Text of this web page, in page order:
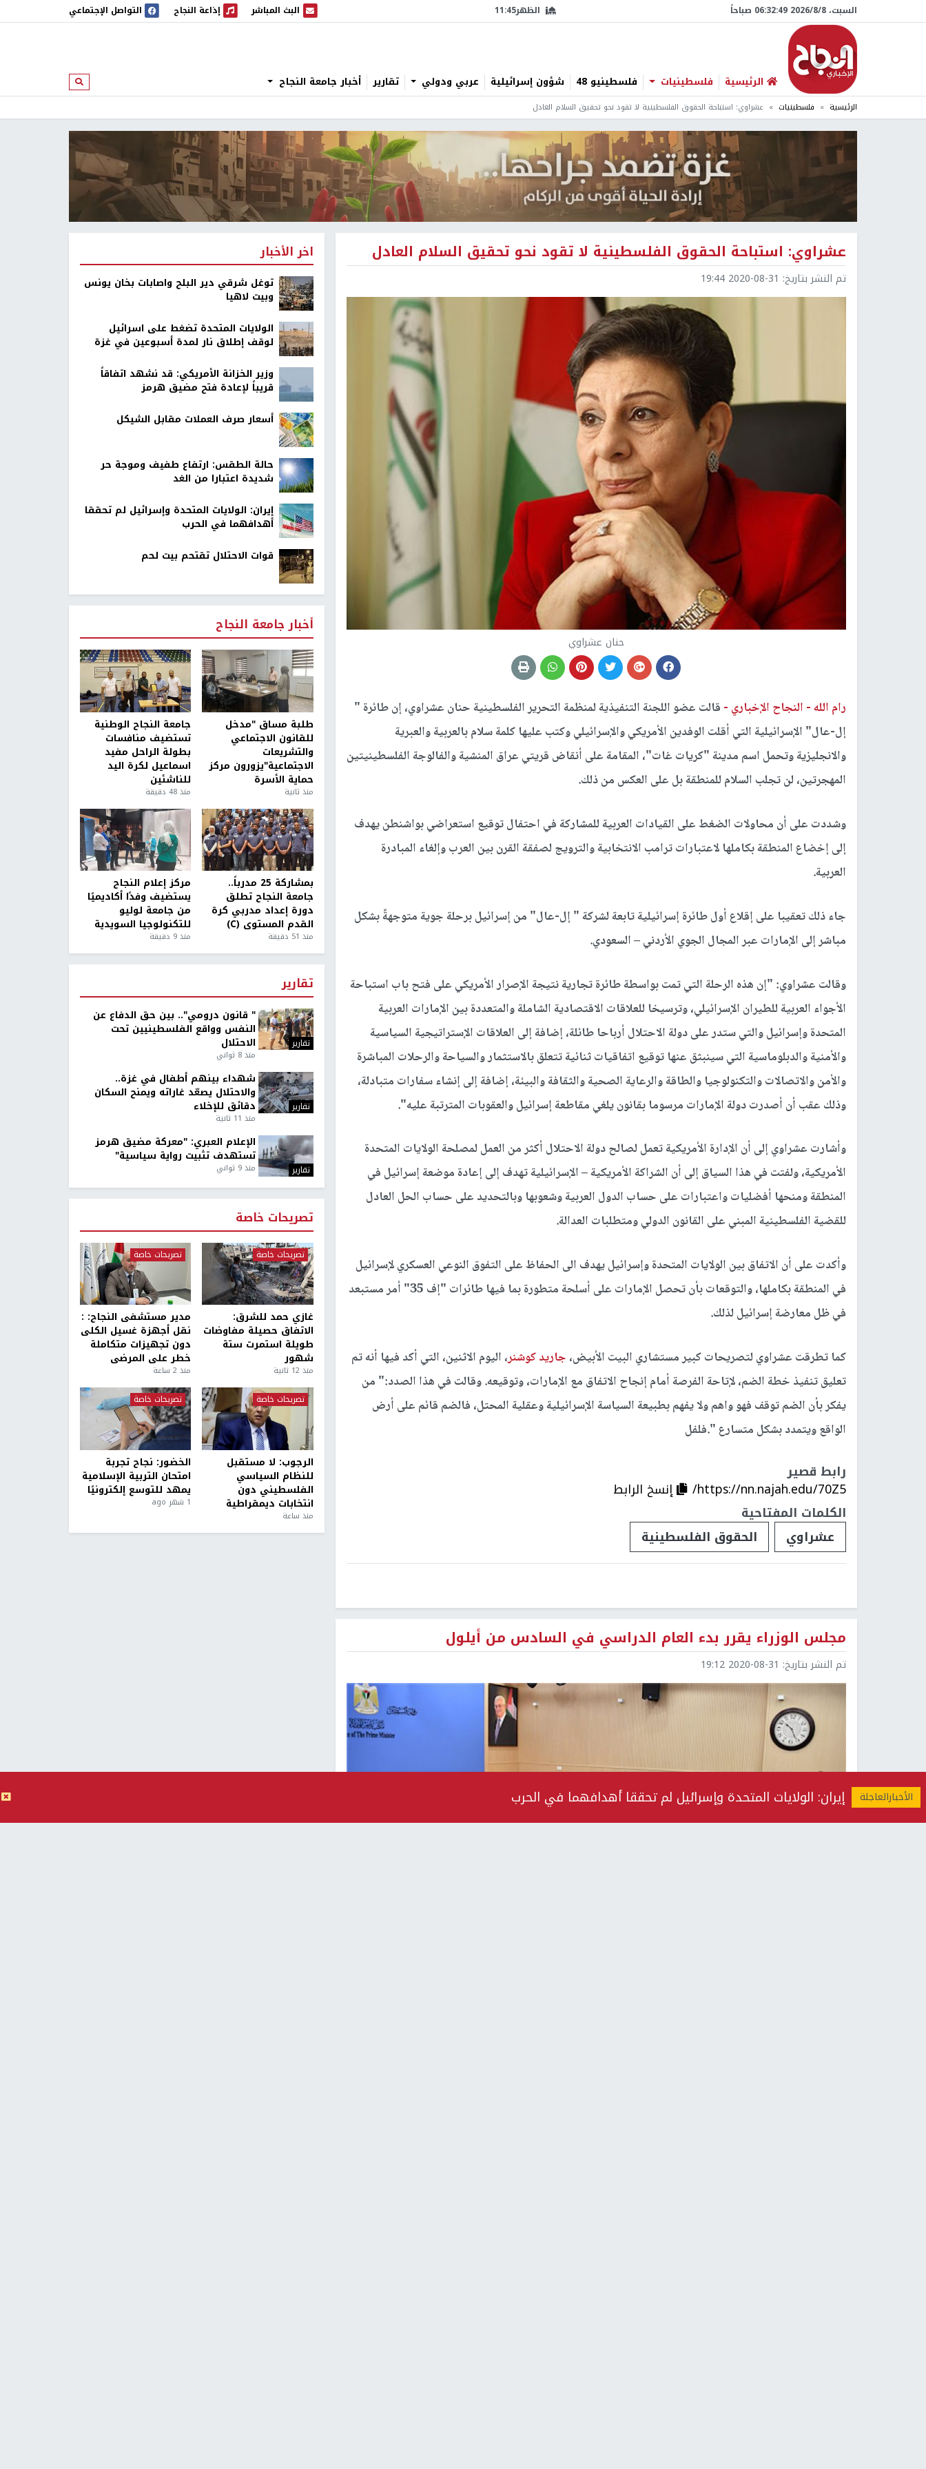
السبت، 8/‏8/‏2026 06:32:50 صباحاً الظهر11:45 البث المباشر
البث المباشر إذاعة النجاح
إذاعة النجاح التواصل الإجتماعي
الرئيسية فلسطينيات فلسطينيو 48 شؤون إسرائيلية عربي ودولي تقارير أخبار جامعة النجاح ابحث
الرئيسية فلسطينيات عشراوي: استباحة الحقوق الفلسطينية لا تقود نحو تحقيق السلام العادل
إيران: الولايات المتحدة وإسرائيل لم تحققا أهدافهما في الحرب
عشراوي: استباحة الحقوق الفلسطينية لا تقود نحو تحقيق السلام العادل
تم النشر بتاريخ: 2020-08-31 19:44
حنان عشراوي
رام الله - النجاح الإخباري - قالت عضو اللجنة التنفيذية لمنظمة التحرير الفلسطينية حنان عشراوي، إن طائرة "
إل-عال" الإسرائيلية التي أقلت الوفدين الأمريكي والإسرائيلي وكتب عليها كلمة سلام بالعربية والعبرية
والانجليزية وتحمل اسم مدينة "كريات غات"، المقامة على أنقاض قريتي عراق المنشية والفالوجة الفلسطينيتين
المهجرتين، لن تجلب السلام للمنطقة بل على العكس من ذلك.
وشددت على أن محاولات الضغط على القيادات العربية للمشاركة في احتفال توقيع استعراضي بواشنطن يهدف
إلى إخضاع المنطقة بكاملها لاعتبارات ترامب الانتخابية والترويج لصفقة القرن بين العرب وإلغاء المبادرة
العربية.
جاء ذلك تعقيبا على إقلاع أول طائرة إسرائيلية تابعة لشركة " إل-عال" من إسرائيل برحلة جوية متوجهةً بشكل
مباشر إلى الإمارات عبر المجال الجوي الأردني – السعودي.
وقالت عشراوي: "إن هذه الرحلة التي تمت بواسطة طائرة تجارية نتيجة الإصرار الأمريكي على فتح باب استباحة
الأجواء العربية للطيران الإسرائيلي، وترسيخا للعلاقات الاقتصادية الشاملة والمتعددة بين الإمارات العربية
المتحدة وإسرائيل والتي ستدر على دولة الاحتلال أرباحا طائلة، إضافة إلى العلاقات الإستراتيجية السياسية
والأمنية والدبلوماسية التي سينبثق عنها توقيع اتفاقيات ثنائية تتعلق بالاستثمار والسياحة والرحلات المباشرة
والأمن والاتصالات والتكنولوجيا والطاقة والرعاية الصحية والثقافة والبيئة، إضافة إلى إنشاء سفارات متبادلة،
وذلك عقب أن أصدرت دولة الإمارات مرسوما بقانون يلغي مقاطعة إسرائيل والعقوبات المترتبة عليه".
وأشارت عشراوي إلى أن الإدارة الأمريكية تعمل لصالح دولة الاحتلال أكثر من العمل لمصلحة الولايات المتحدة
الأمريكية، ولفتت في هذا السياق إلى أن الشراكة الأمريكية – الإسرائيلية تهدف إلى إعادة موضعة إسرائيل في
المنطقة ومنحها أفضليات واعتبارات على حساب الدول العربية وشعوبها وبالتحديد على حساب الحل العادل
للقضية الفلسطينية المبني على القانون الدولي ومتطلبات العدالة.
وأكدت على أن الاتفاق بين الولايات المتحدة وإسرائيل يهدف الى الحفاظ على التفوق النوعي العسكري لإسرائيل
في المنطقة بكاملها، والتوقعات بأن تحصل الإمارات على أسلحة متطورة بما فيها طائرات "إف 35" أمر مستبعد
في ظل معارضة إسرائيل لذلك.
كما تطرقت عشراوي لتصريحات كبير مستشاري البيت الأبيض، جاريد كوشنر، اليوم الاثنين، التي أكد فيها أنه تم
تعليق تنفيذ خطة الضم، لإتاحة الفرصة أمام إنجاح الاتفاق مع الإمارات، وتوقيعه. وقالت في هذا الصدد:" من
يفكر بأن الضم توقف فهو واهم ولا يفهم بطبيعة السياسة الإسرائيلية وعقلية المحتل، فالضم قائم على أرض
الواقع ويتمدد بشكل متسارع ".فلفل
رابط قصير
https://nn.najah.edu/70Z5/
إنسخ الرابط
الكلمات المفتاحية
عشراوي
الحقوق الفلسطينية
مجلس الوزراء يقرر بدء العام الدراسي في السادس من أيلول
تم النشر بتاريخ: 2020-08-31 19:12
اخر الأخبار
توغل شرقي دير البلح واصابات بخان يونس
وبيت لاهيا
الولايات المتحدة تضغط على اسرائيل
لوقف إطلاق نار لمدة أسبوعين في غزة
وزير الخزانة الأمريكي: قد نشهد اتفاقاً
قريباً لإعادة فتح مضيق هرمز
أسعار صرف العملات مقابل الشيكل
حالة الطقس: ارتفاع طفيف وموجة حر
شديدة اعتبارا من الغد
إيران: الولايات المتحدة وإسرائيل لم تحققا
أهدافهما في الحرب
قوات الاحتلال تقتحم بيت لحم
أخبار جامعة النجاح
طلبة مساق "مدخل
للقانون الاجتماعي
والتشريعات
الاجتماعية"يزورون مركز
حماية الأسرة
منذ ثانية
جامعة النجاح الوطنية
تستضيف منافسات
بطولة الراحل مفيد
اسماعيل لكرة اليد
للناشئين
منذ 48 دقيقة
بمشاركة 25 مدرباً..
جامعة النجاح تطلق
دورة إعداد مدربي كرة
القدم المستوى (C)
منذ 51 دقيقة
مركز إعلام النجاح
يستضيف وفدًا أكاديميًا
من جامعة لوليو
للتكنولوجيا السويدية
منذ 9 دقيقة
تقارير
تقارير
" قانون درومي".. بين حق الدفاع عن
النفس وواقع الفلسطينيين تحت
الاحتلال
منذ 8 ثواني
تقارير
شهداء بينهم أطفال في غزة..
والاحتلال يصعّد غاراته ويمنح السكان
دقائق للإخلاء
منذ 11 ثانية
تقارير
الإعلام العبري: "معركة مضيق هرمز
تستهدف تثبيت رواية سياسية"
منذ 9 ثواني
تصريحات خاصة
تصريحات خاصة
غازي حمد للشرق:
الاتفاق حصيلة مفاوضات
طويلة استمرت ستة
شهور
منذ 12 ثانية
تصريحات خاصة
مدير مستشفى النجاح: :
نقل أجهزة غسيل الكلى
دون تجهيزات متكاملة
خطر على المرضى
منذ 2 ساعة
تصريحات خاصة
الرجوب: لا مستقبل
للنظام السياسي
الفلسطيني دون
انتخابات ديمقراطية
منذ ساعة
تصريحات خاصة
الخضور: نجاح تجربة
امتحان التربية الإسلامية
يمهد للتوسع إلكترونيًا
1 شهر ago